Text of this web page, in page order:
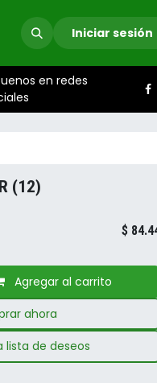
Iniciar sesión
en redes
(12)
Agregar al carrito
ahora
lista de deseos
$